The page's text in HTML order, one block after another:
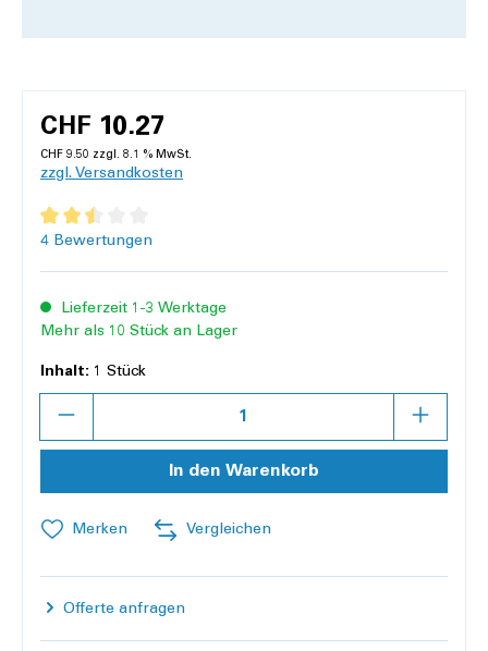
CHF 10.27
CHF 9.50 zzgl. 8.1 % MwSt.
zzgl. Versandkosten
Durchschnittliche Bewertung von 2.6 von 5 Sternen
4 Bewertungen
Lieferzeit 1-3 Werktage
Mehr als 10 Stück an Lager
Inhalt: 1 Stück
In den Warenkorb
Merken Vergleichen
Offerte anfragen